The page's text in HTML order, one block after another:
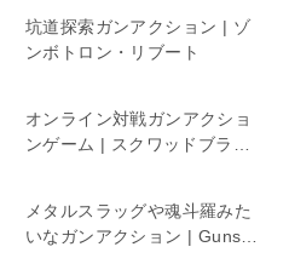
坑道探索ガンアクション | ゾ
ンボトロン・リブート
オンライン対戦ガンアクショ
ンゲーム | スクワッドブラス
メタルスラッグや魂斗羅みた
いなガンアクション | Guns